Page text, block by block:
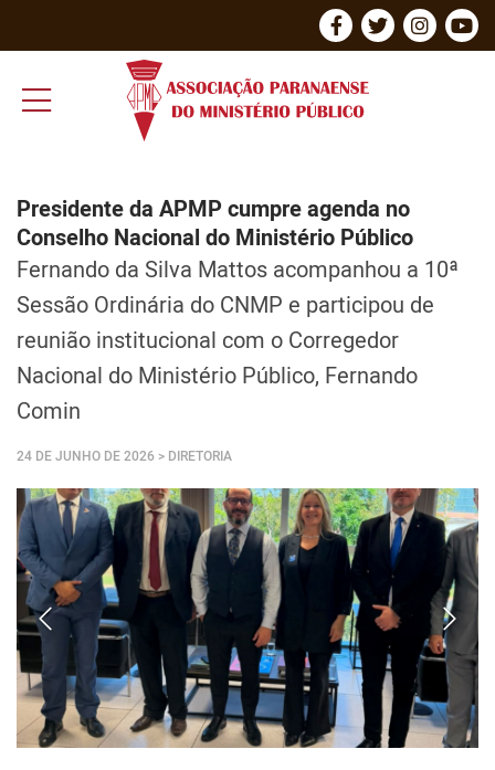
Presidente da APMP cumpre agenda no
Conselho Nacional do Ministério Público
Fernando da Silva Mattos acompanhou a 10ª
Sessão Ordinária do CNMP e participou de
reunião institucional com o Corregedor
Nacional do Ministério Público, Fernando
Comin
24 DE JUNHO DE 2026 > DIRETORIA